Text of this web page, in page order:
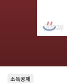
소득공제